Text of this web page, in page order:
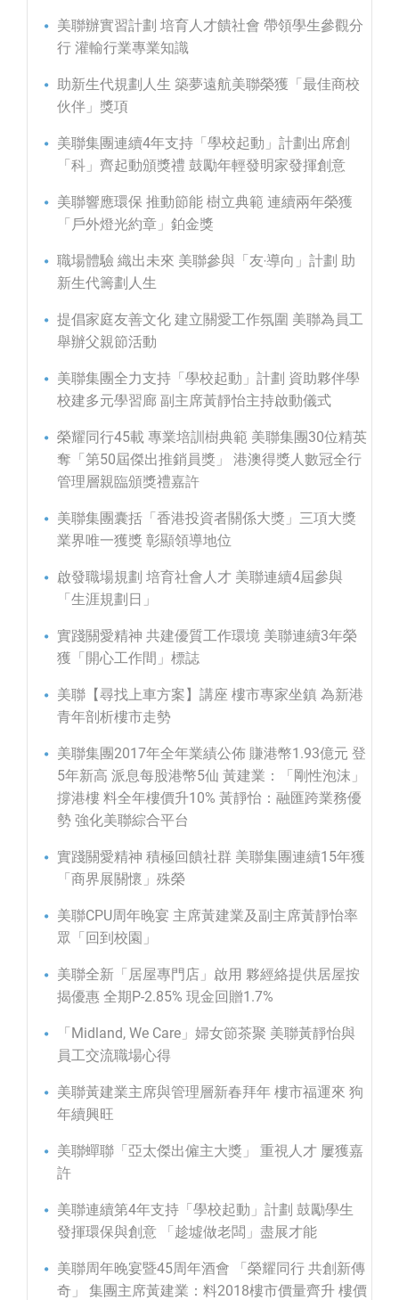
美聯辦實習計劃 培育人才饋社會 帶領學生參觀分
行 灌輸行業專業知識
助新生代規劃人生 築夢遠航美聯榮獲「最佳商校
伙伴」獎項
美聯集團連續4年支持「學校起動」計劃出席創
「科」齊起動頒獎禮 鼓勵年輕發明家發揮創意
美聯響應環保 推動節能 樹立典範 連續兩年榮獲
「戶外燈光約章」鉑金獎
職場體驗 織出未來 美聯參與「友‧導向」計劃 助
新生代籌劃人生
提倡家庭友善文化 建立關愛工作氛圍 美聯為員工
舉辦父親節活動
美聯集團全力支持「學校起動」計劃 資助夥伴學
校建多元學習廊 副主席黃靜怡主持啟動儀式
榮耀同行45載 專業培訓樹典範 美聯集團30位精英
奪「第50屆傑出推銷員獎」 港澳得獎人數冠全行
管理層親臨頒獎禮嘉許
美聯集團囊括「香港投資者關係大獎」三項大獎
業界唯一獲獎 彰顯領導地位
啟發職場規劃 培育社會人才 美聯連續4屆參與
「生涯規劃日」
實踐關愛精神 共建優質工作環境 美聯連續3年榮
獲「開心工作間」標誌
美聯【尋找上車方案】講座 樓市專家坐鎮 為新港
青年剖析樓市走勢
美聯集團2017年全年業績公佈 賺港幣1.93億元 登
5年新高 派息每股港幣5仙 黃建業：「剛性泡沫」
撐港樓 料全年樓價升10% 黃靜怡：融匯跨業務優
勢 強化美聯綜合平台
實踐關愛精神 積極回饋社群 美聯集團連續15年獲
「商界展關懷」殊榮
美聯CPU周年晚宴 主席黃建業及副主席黃靜怡率
眾「回到校園」
美聯全新「居屋專門店」啟用 夥經絡提供居屋按
揭優惠 全期P-2.85% 現金回贈1.7%
「Midland, We Care」婦女節茶聚 美聯黃靜怡與
員工交流職場心得
美聯黃建業主席與管理層新春拜年 樓市福運來 狗
年續興旺
美聯蟬聯「亞太傑出僱主大獎」 重視人才 屢獲嘉
許
美聯連續第4年支持「學校起動」計劃 鼓勵學生
發揮環保與創意 「趁墟做老闆」盡展才能
美聯周年晚宴暨45周年酒會 「榮耀同行 共創新傳
奇」 集團主席黃建業：料2018樓市價量齊升 樓價